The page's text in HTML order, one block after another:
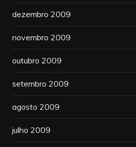
dezembro 2009
novembro 2009
outubro 2009
setembro 2009
agosto 2009
julho 2009